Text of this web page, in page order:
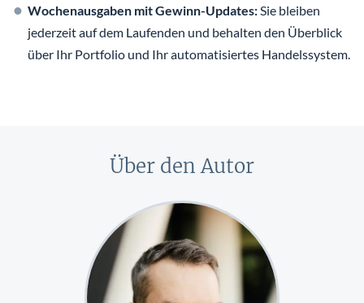
Wochenausgaben mit Gewinn-Updates:Sie bleiben
jederzeit auf dem Laufenden und behalten den Überblick
über Ihr Portfolio und Ihr automatisiertes Handelssystem.
Über den Autor